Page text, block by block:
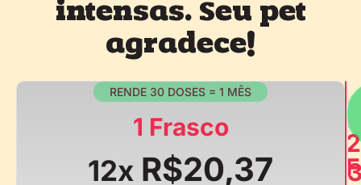
agradece!
RENDE 30 DOSES = 1 MÊS
1 Frasco
12x R$20,37
2